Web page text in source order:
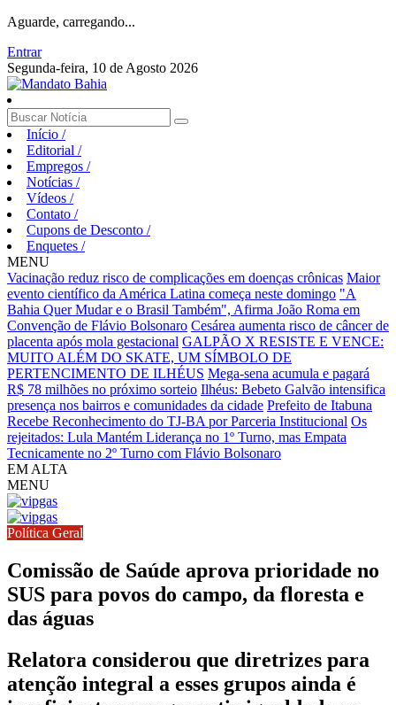
Aguarde, carregando...
Entrar
Segunda-feira, 10 de Agosto 2026
Início /
Editorial /
Empregos /
Notícias /
Vídeos /
Contato /
Cupons de Desconto /
Enquetes /
MENU
Vacinação reduz risco de complicações em doenças crônicas Maior
evento científico da América Latina começa neste domingo "A
Bahia Quer Mudar e o Brasil Também", Afirma João Roma em
Convenção de Flávio Bolsonaro Cesárea aumenta risco de câncer de
placenta após mola gestacional GALPÃO X RESISTE E VENCE:
MUITO ALÉM DO SKATE, UM SÍMBOLO DE
PERTENCIMENTO DE ILHÉUS Mega-sena acumula e pagará
R$ 78 milhões no próximo sorteio Ilhéus: Bebeto Galvão intensifica
presença nos bairros e comunidades da cidade Prefeito de Itabuna
Recebe Reconhecimento do TJ-BA por Parceria Institucional Os
rejeitados: Lula Mantém Liderança no 1º Turno, mas Empata
Tecnicamente no 2º Turno com Flávio Bolsonaro
EM ALTA
MENU
Política Geral
Comissão de Saúde aprova prioridade no
SUS para povos do campo, da floresta e
das águas
Relatora considerou que diretrizes para
atenção integral a esses grupos ainda é